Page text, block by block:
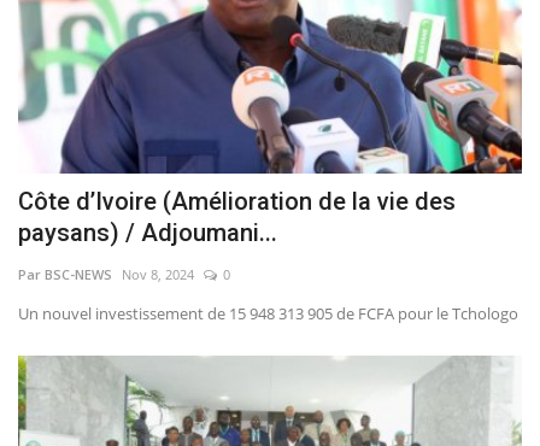
Côte d’Ivoire (Amélioration de la vie des
paysans) / Adjoumani...
Par BSC-NEWS Nov 8, 2024 0
Un nouvel investissement de 15 948 313 905 de FCFA pour le Tchologo